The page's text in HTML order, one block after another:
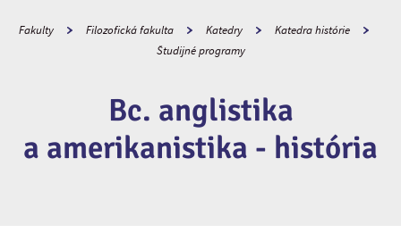
Fakulty Filozofická fakulta Katedry
Katedra histórie
Študijné programy
Bc. anglistika
a amerikanistika - história